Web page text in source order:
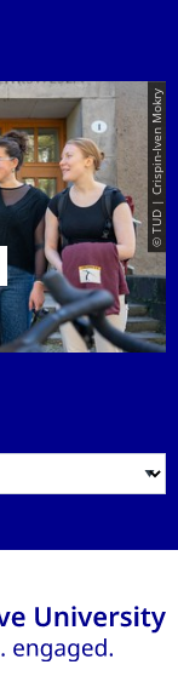
© TUD | Crispin-Iven Mokry